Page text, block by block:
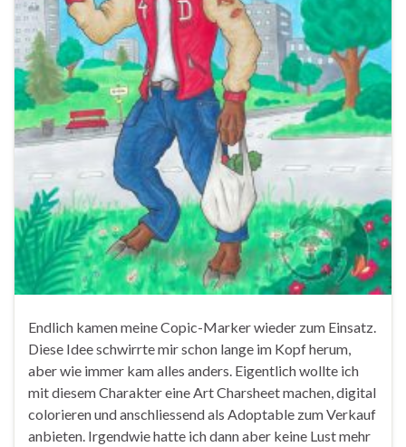
Endlich kamen meine Copic-Marker wieder zum Einsatz.
Diese Idee schwirrte mir schon lange im Kopf herum,
aber wie immer kam alles anders. Eigentlich wollte ich
mit diesem Charakter eine Art Charsheet machen, digital
colorieren und anschliessend als Adoptable zum Verkauf
anbieten. Irgendwie hatte ich dann aber keine Lust mehr